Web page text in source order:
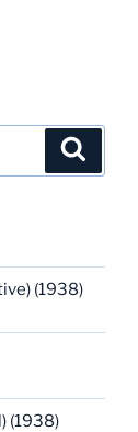
(1938)
(1938)